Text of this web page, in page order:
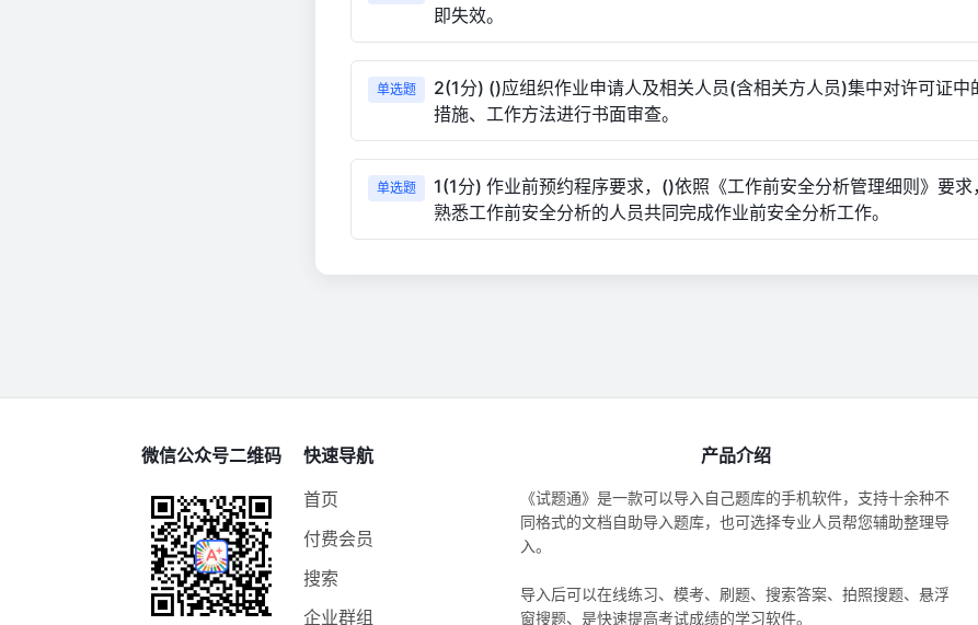
即失效。
单选题
2(1分) ()应组织作业申请人及相关人员(含相关方人员)集中对许可证中
措施、工作方法进行书面审查。
单选题
1(1分) 作业前预约程序要求，()依照《工作前安全分析管理细则》要求
熟悉工作前安全分析的人员共同完成作业前安全分析工作。
微信公众号二维码
快速导航
首页
付费会员
搜索
企业群组
产品介绍
《试题通》是一款可以导入自己题库的手机软件，支持十余种不
同格式的文档自助导入题库，也可选择专业人员帮您辅助整理导
入。
导入后可以在线练习、模考、刷题、搜索答案、拍照搜题、悬浮
窗搜题、是快速提高考试成绩的学习软件。